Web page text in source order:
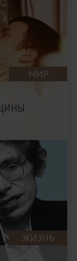
МИР
ЖИЗНЬ